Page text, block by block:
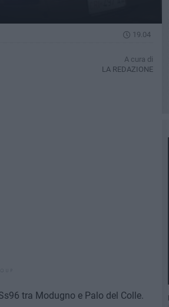
19.04
A cura di
LA REDAZIONE
tra Modugno e Palo del Colle.